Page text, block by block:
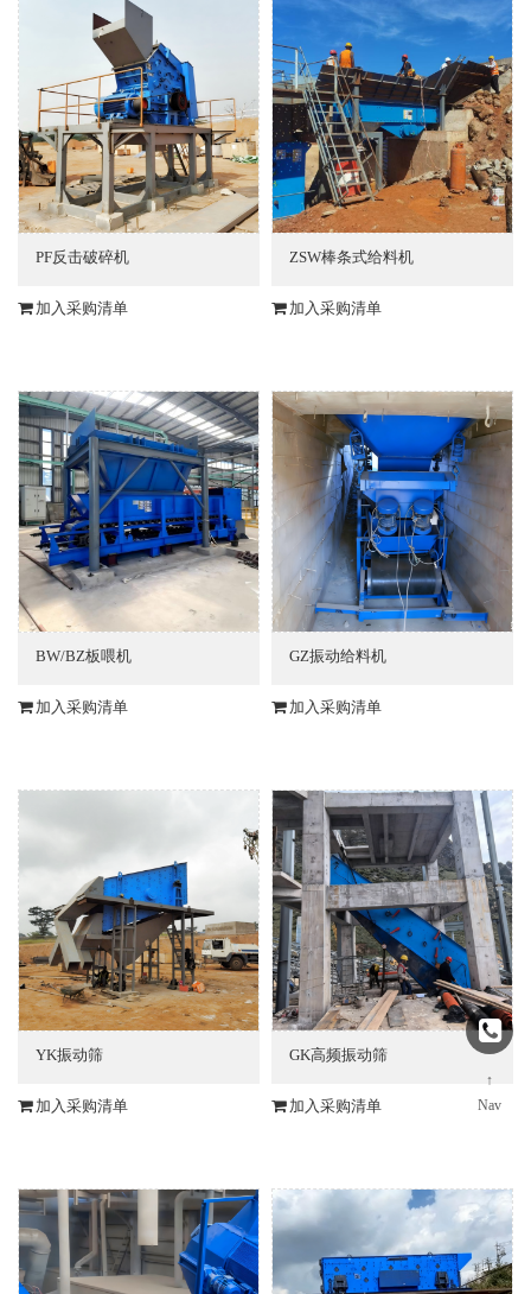
PF反击破碎机
加入采购清单
ZSW棒条式给料机
加入采购清单
BW/BZ板喂机
加入采购清单
GZ振动给料机
加入采购清单
YK振动筛
加入采购清单
GK高频振动筛
加入采购清单
↑
Nav